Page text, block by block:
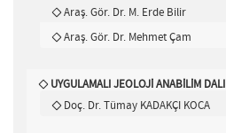
Araş. Gör. Dr. M. Erde Bilir
Araş. Gör. Dr. Mehmet Çam
UYGULAMALI JEOLOJİ ANABİLİM DALI
Doç. Dr. Tümay KADAKÇI KOCA